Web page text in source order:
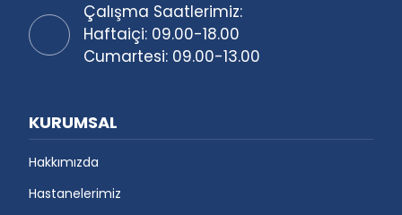
Çalışma Saatlerimiz:
Haftaiçi: 09.00-18.00
Cumartesi: 09.00-13.00
KURUMSAL
Hakkımızda
Hastanelerimiz